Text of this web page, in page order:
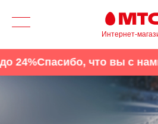
Интернет-
24%Спасибо, что вы с нами!